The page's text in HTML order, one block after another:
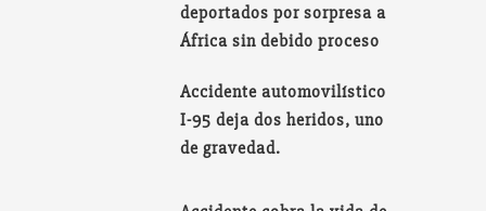
deportados por sorpresa a
África sin debido proceso
Accidente automovilístico
I-95 deja dos heridos, uno
de gravedad.